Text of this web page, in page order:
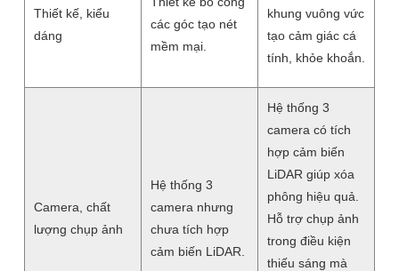
Thiết kế, kiểu
dáng
các góc tạo nét
mềm mại.
khung vuông vức
tạo cảm giác cá
tính, khỏe khoắn.
Camera, chất
lượng chụp ảnh
Hệ thống 3
camera nhưng
chưa tích hợp
cảm biến LiDAR.
Hệ thống 3
camera có tích
hợp cảm biến
LiDAR giúp xóa
phông hiệu quả.
Hỗ trợ chụp ảnh
trong điều kiện
thiếu sáng mà